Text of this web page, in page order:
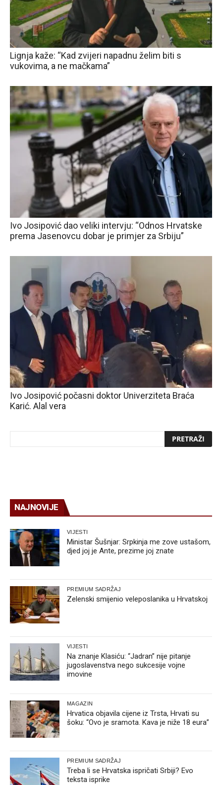
Lignja kaže: “Kad zvijeri napadnu želim biti s
vukovima, a ne mačkama”
Ivo Josipović dao veliki intervju: “Odnos Hrvatske
prema Jasenovcu dobar je primjer za Srbiju”
Ivo Josipović počasni doktor Univerziteta Braća
Karić. Alal vera
NAJNOVIJE
VIJESTI
Ministar Šušnjar: Srpkinja me zove ustašom,
djed joj je Ante, prezime joj znate
PREMIUM SADRŽAJ
Zelenski smijenio veleposlanika u Hrvatskoj
VIJESTI
Na znanje Klasiću: “Jadran” nije pitanje
jugoslavenstva nego sukcesije vojne
imovine
MAGAZIN
Hrvatica objavila cijene iz Trsta, Hrvati su
šoku: “Ovo je sramota. Kava je niže 18 eura”
PREMIUM SADRŽAJ
Treba li se Hrvatska ispričati Srbiji? Evo
teksta isprike